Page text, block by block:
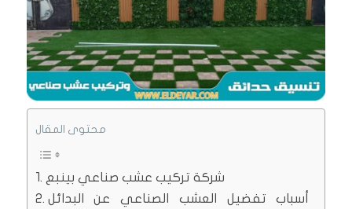
محتوى المقال
شركة تركيب عشب صناعي بينبع
أسباب تفضيل العشب الصناعي عن البدائل